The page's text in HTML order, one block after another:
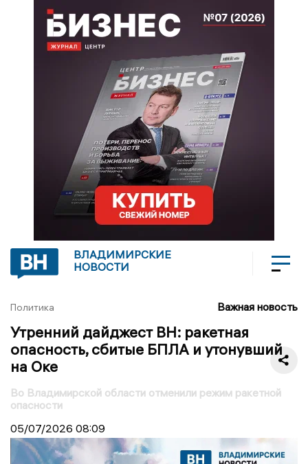
ВЛАДИМИРСКИЕ
НОВОСТИ
Политика Важная новость
Утренний дайджест ВН: ракетная
опасность, сбитые БПЛА и утонувший
на Оке
Во Владимирской области отменили режим ракетной
опасности
05/07/2026 08:09